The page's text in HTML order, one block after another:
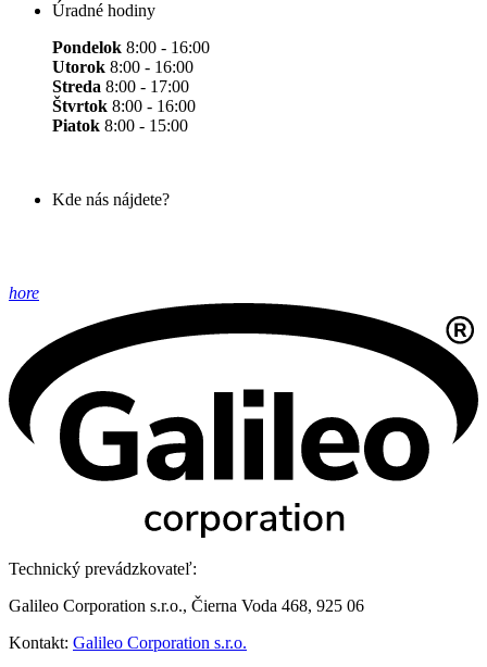
Úradné hodiny
Pondelok 8:00 - 16:00
Utorok 8:00 - 16:00
Streda 8:00 - 17:00
Štvrtok 8:00 - 16:00
Piatok 8:00 - 15:00
Kde nás nájdete?
hore
Technický prevádzkovateľ:
Galileo Corporation s.r.o., Čierna Voda 468, 925 06
Kontakt: Galileo Corporation s.r.o.